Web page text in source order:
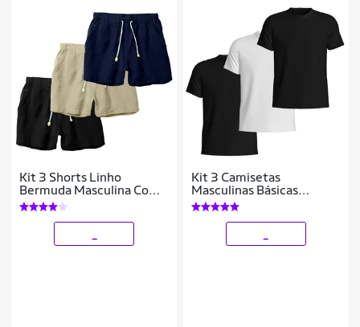
Kit 3 Shorts Linho
Bermuda Masculina Com
Cordão Estilo Casual
Kit 3 Camisetas
Masculinas Básicas
Algodão Manga Curta
Confortáveis Dia a Dia